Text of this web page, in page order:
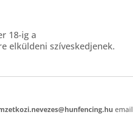
18-ig a
elküldeni szíveskedjenek.
email